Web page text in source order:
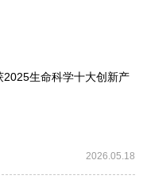
生命科学十大创新产
2026.05.18